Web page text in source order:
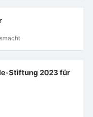
Stiftung 2023 für